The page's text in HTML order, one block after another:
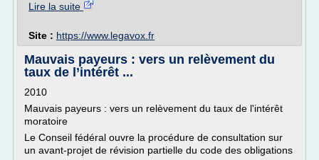
Lire la suite
Site : https://www.legavox.fr
Mauvais payeurs : vers un relèvement du
taux de l’intérêt ...
2010
Mauvais payeurs : vers un relèvement du taux de l'intérêt
moratoire
Le Conseil fédéral ouvre la procédure de consultation sur
un avant-projet de révision partielle du code des obligations